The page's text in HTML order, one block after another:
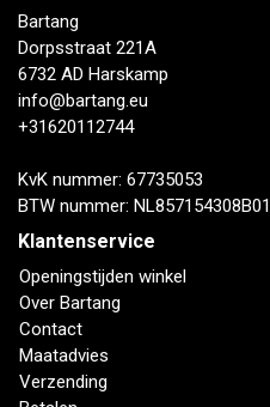
Bartang
Dorpsstraat 221A
6732 AD Harskamp
info@bartang.eu
+31620112744
KvK nummer: 67735053
BTW nummer: NL857154308B01
Klantenservice
Openingstijden winkel
Over Bartang
Contact
Maatadvies
Verzending